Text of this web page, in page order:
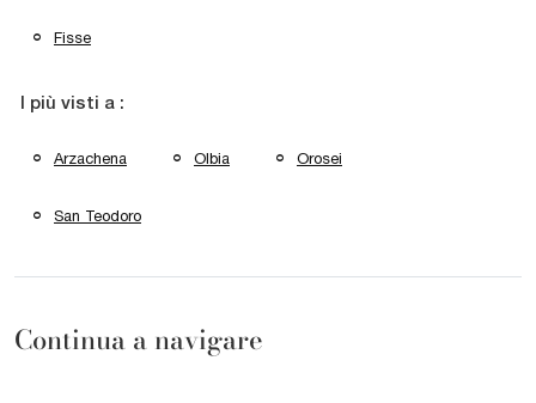
Fisse
I più visti a :
Arzachena Olbia Orosei
San Teodoro
Continua a navigare